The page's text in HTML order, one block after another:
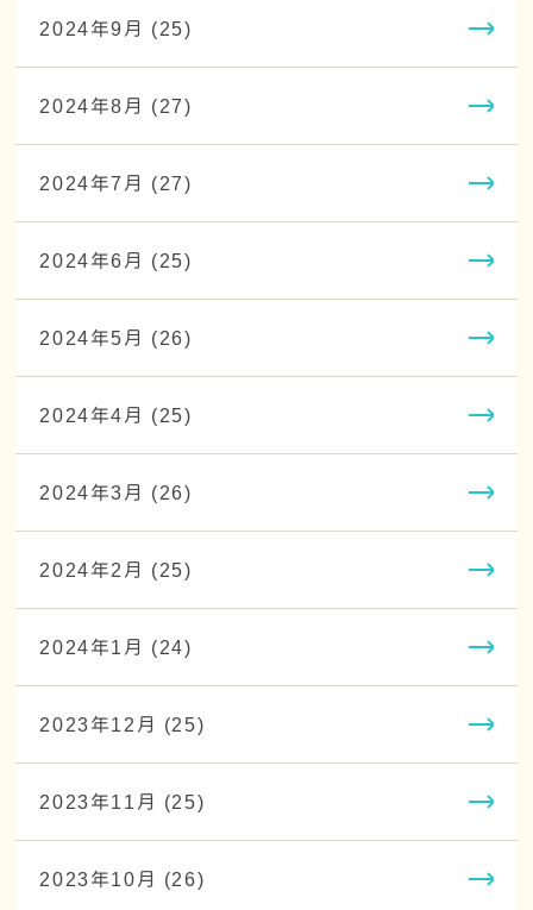
2024年9月 (25)
2024年8月 (27)
2024年7月 (27)
2024年6月 (25)
2024年5月 (26)
2024年4月 (25)
2024年3月 (26)
2024年2月 (25)
2024年1月 (24)
2023年12月 (25)
2023年11月 (25)
2023年10月 (26)